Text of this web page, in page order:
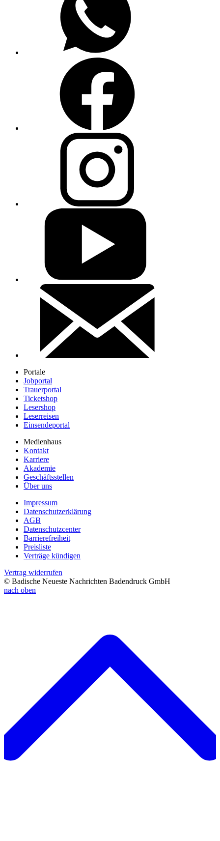
Portale
Jobportal
Trauerportal
Ticketshop
Lesershop
Leserreisen
Einsendeportal
Medienhaus
Kontakt
Karriere
Akademie
Geschäftsstellen
Über uns
Impressum
Datenschutzerklärung
AGB
Datenschutzcenter
Barrierefreiheit
Preisliste
Verträge kündigen
Vertrag widerrufen
© Badische Neueste Nachrichten Badendruck GmbH
nach oben